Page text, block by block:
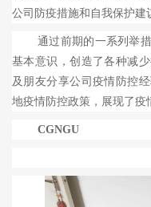
公司防疫措施和自我保护建
通过前期的一系列举
基本意识，创造了各种减
及朋友分享公司疫情防控
地疫情防控政策，展现了疫
CGNGU